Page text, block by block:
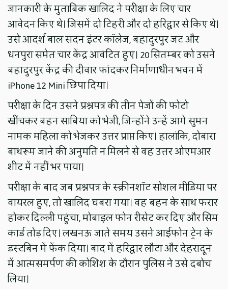
जानकारी के मुताबिक खालिद ने परीक्षा के लिए चार
आवेदन किए थे। जिसमें दो टिहरी और दो हरिद्वार से किए थे।
उसे आदर्श बाल सदन इंटर कॉलेज, बहादुरपुर जट और
धनपुरा समेत चार केंद्र आवंटित हुए। 20 सितम्बर को उसने
बहादुरपुर केंद्र की दीवार फांदकर निर्माणाधीन भवन में
iPhone 12 Mini छिपा दिया।
परीक्षा के दिन उसने प्रश्नपत्र की तीन पेजों की फोटो
खींचकर बहन साबिया को भेजी, जिन्होंने उन्हें आगे सुमन
नामक महिला को भेजकर उत्तर प्राप्त किए। हालांकि, दोबारा
बाथरूम जाने की अनुमति न मिलने से वह उत्तर ओएमआर
शीट में नहीं भर पाया।
परीक्षा के बाद जब प्रश्नपत्र के स्क्रीनशॉट सोशल मीडिया पर
वायरल हुए, तो खालिद घबरा गया। वह बहन के साथ फरार
होकर दिल्ली पहुंचा, मोबाइल फोन रीसेट कर दिए और सिम
कार्ड तोड़ दिए। लखनऊ जाते समय उसने आईफोन ट्रेन के
डस्टबिन में फेंक दिया। बाद में हरिद्वार लौटा और देहरादून
में आत्मसमर्पण की कोशिश के दौरान पुलिस ने उसे दबोच
लिया।